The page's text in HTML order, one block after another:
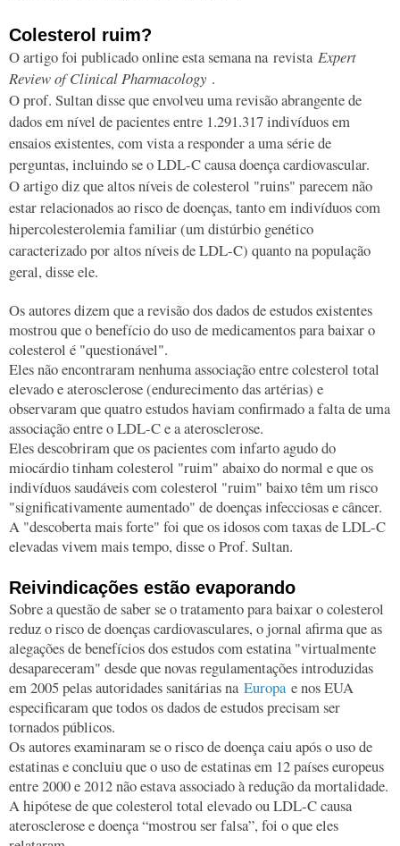
Colesterol ruim?
O artigo foi publicado online esta semana na revista Expert
Review of Clinical Pharmacology .
O prof. Sultan disse que envolveu uma revisão abrangente de
dados em nível de pacientes entre 1.291.317 indivíduos em
ensaios existentes, com vista a responder a uma série de
perguntas, incluindo se o LDL-C causa doença cardiovascular.
O artigo diz que altos níveis de colesterol "ruins" parecem não
estar relacionados ao risco de doenças, tanto em indivíduos com
hipercolesterolemia familiar (um distúrbio genético
caracterizado por altos níveis de LDL-C) quanto na população
geral, disse ele.
Os autores dizem que a revisão dos dados de estudos existentes
mostrou que o benefício do uso de medicamentos para baixar o
colesterol é "questionável".
Eles não encontraram nenhuma associação entre colesterol total
elevado e aterosclerose (endurecimento das artérias) e
observaram que quatro estudos haviam confirmado a falta de uma
associação entre o LDL-C e a aterosclerose.
Eles descobriram que os pacientes com infarto agudo do
miocárdio tinham colesterol "ruim" abaixo do normal e que os
indivíduos saudáveiscom colesterol "ruim" baixo têm um risco
"significativamente aumentado" de doenças infecciosas e câncer.
A "descoberta mais forte" foi que os idosos com taxas de LDL-C
elevadas vivem mais tempo, disse o Prof. Sultan.
Reivindicações estão evaporando
Sobre a questão de saber se o tratamento para baixar o colesterol
reduz o risco de doenças cardiovasculares, o jornal afirma que as
alegações de benefícios dos estudos com estatina "virtualmente
desapareceram" desde que novas regulamentações introduzidas
em 2005 pelas autoridades sanitárias na Europa e nos EUA
especificaram que todos os dados de estudos precisam ser
tornados públicos.
Os autores examinaram se o risco de doença caiu após o uso de
estatinas e concluiu que o uso de estatinas em 12 países europeus
entre 2000 e 2012 não estava associado à redução da mortalidade.
A hipótese de que colesterol total elevado ou LDL-C causa
aterosclerose e doença “mostrou ser falsa”, foi o que eles